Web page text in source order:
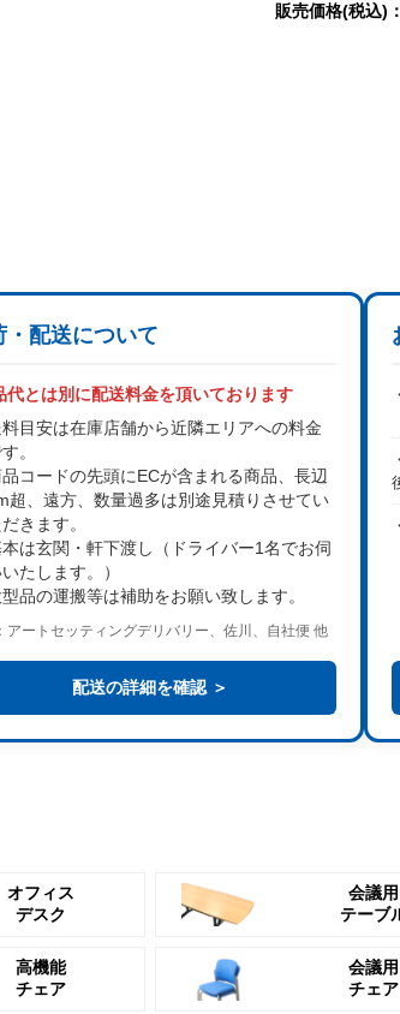
販売価格(税込)：
・配送について
代とは別に配送料金を頂いております
目安は在庫店舗から近隣エリアへの料金
。
コードの先頭にECが含まれる商品、長辺
超、遠方、数量過多は別途見積り させてい
きます。
は玄関・軒下渡し
（ドライバー1名でお伺
たします。）
型品の運搬等は補助をお願い致します。
アートセッティングデリバリー、佐川、自社便 他
配送の詳細を確認 ＞
オフィス
デスク
会議用
テーブ
高機能
チェア
会議用
チェア